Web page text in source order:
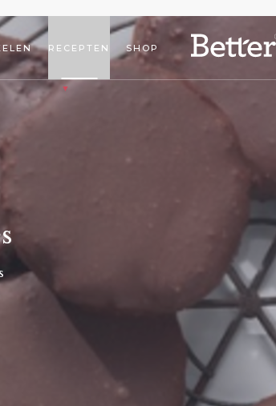
RECEPTEN SHOP